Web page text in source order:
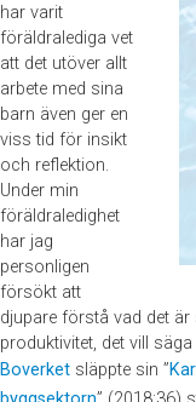
har varit
föräldralediga vet
att det utöver allt
arbete med sina
barn även ger en
viss tid för insikt
och reflektion.
Under min
föräldraledighet
har jag
personligen
försökt att
djupare förstå vad det
produktivitet, det vill
Boverket släppte sin ”